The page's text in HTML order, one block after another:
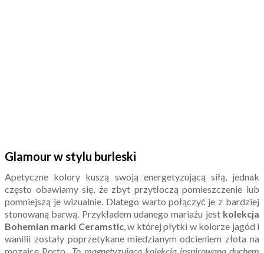
Glamour w stylu burleski
Apetyczne kolory kuszą swoją energetyzującą siłą, jednak
często obawiamy się, że zbyt przytłoczą pomieszczenie lub
pomniejszą je wizualnie. Dlatego warto połączyć je z bardziej
stonowaną barwą. Przykładem udanego mariażu jest kolekcja
Bohemian marki Ceramstic, w której płytki w kolorze jagód i
wanilii zostały poprzetykane miedzianym odcieniem złota na